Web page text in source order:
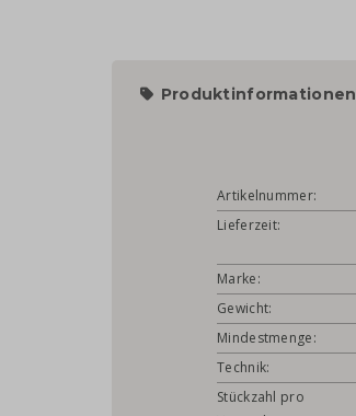
Produktinformationen
Artikelnummer:
Lieferzeit:
Marke:
Gewicht:
Mindestmenge:
Technik:
Stückzahl pro